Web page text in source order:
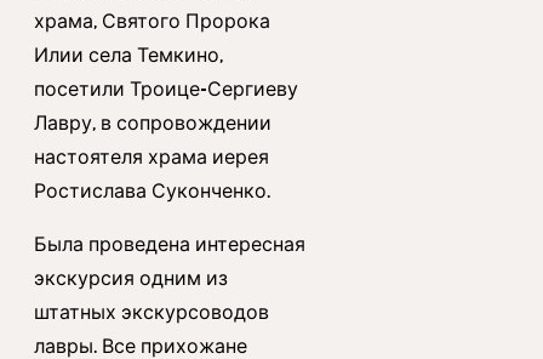
храма, Святого Пророка
Илии села Темкино,
посетили Троице-Сергиеву
Лавру, в сопровождении
настоятеля храма иерея
Ростислава Суконченко.
Была проведена интересная
экскурсия одним из
штатных экскурсоводов
лавры. Все прихожане